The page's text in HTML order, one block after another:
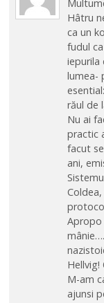
Hâtru
ca un
fudul
iepurila
lumea-
răul de
Nu ai
practic
facut
ani,
Apropo
Hellvig!
M-am
ajunsi